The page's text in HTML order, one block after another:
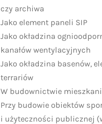
czy archiwa
Jako element paneli SIP
Jako okładzina
kanałów wentylacyjnych
Jako okładzina basenów,
terrariów
W budownictwie
Przy budowie obiektów
i użyteczności publicznej